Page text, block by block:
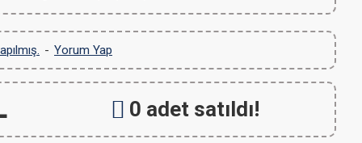
- Yorum Yap
0 adet satıldı!